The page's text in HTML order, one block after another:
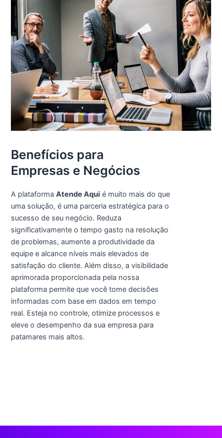
Benefícios para
Empresas e Negócios
A plataforma Atende Aqui é muito mais do que
uma solução, é uma parceria estratégica para o
sucesso de seu negócio. Reduza
significativamente o tempo gasto na resolução
de problemas, aumente a produtividade da
equipe e alcance níveis mais elevados de
satisfação do cliente. Além disso, a visibilidade
aprimorada proporcionada pela nossa
plataforma permite que você tome decisões
informadas com base em dados em tempo
real. Esteja no controle, otimize processos e
eleve o desempenho da sua empresa para
patamares mais altos.